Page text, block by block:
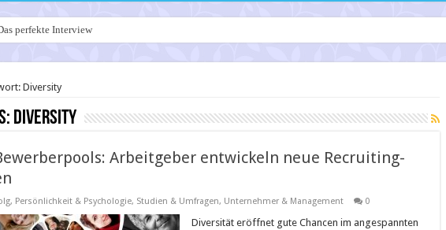
perfekte Interview
Diversity
Diversity
Arbeitgeber entwickeln neue Recruiting-
, Persönlichkeit & Psychologie, Studien & Umfragen, Unternehmer & Management 0
Diversität eröffnet gute Chancen im angespannten